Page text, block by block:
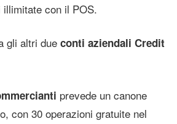
con il POS.
gli altri due conti aziendali Credit
prevede un canone
con 30 operazioni gratuite nel